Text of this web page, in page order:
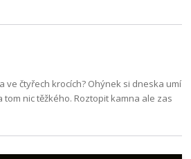
ve čtyřech krocích? Ohýnek si dneska umí
nic těžkého. Roztopit kamna ale zas